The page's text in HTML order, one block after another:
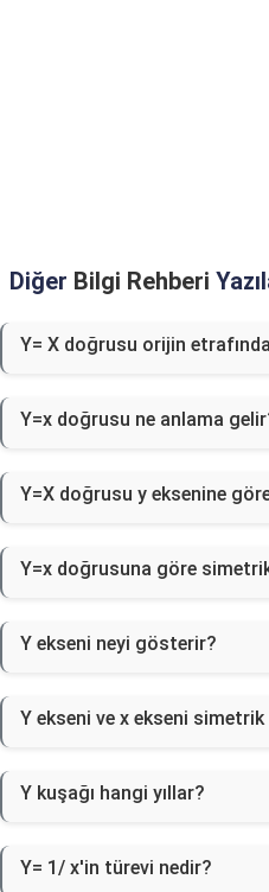
Diğer Bilgi Rehberi
Y= X doğrusu orijin
Y=x doğrusu ne anlama
Y=X doğrusu y eksenine
Y=x doğrusuna göre
Y ekseni neyi gösterir?
Y ekseni ve x ekseni simetrik
Y kuşağı hangi yıllar?
Y= 1/ x'in türevi nedir?